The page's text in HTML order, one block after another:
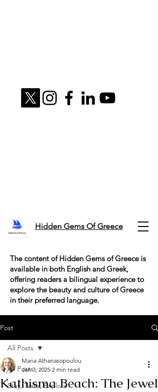
Hidden Gems Of Greece
The content of Hidden Gems of Greece is
available in both English and Greek,
offering readers a bilingual experience to
explore the beauty and culture of Greece
in their preferred language.
Post
All Posts
Stay, Taste, Explore!
All Posts
Kathisma Beach: The Jewel
Maria Athanasopoulou
Jan 3, 2025 2 min read